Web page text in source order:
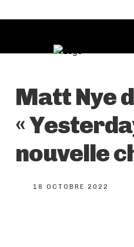
Matt Nye
«
nouvelle
18 OCTOBRE 2022